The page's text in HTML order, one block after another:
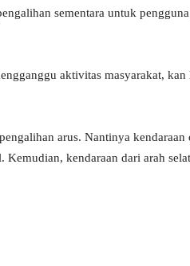
sementara untuk
aktivitas masyarakat, kan
arus. Nantinya kendaraan
kendaraan dari arah